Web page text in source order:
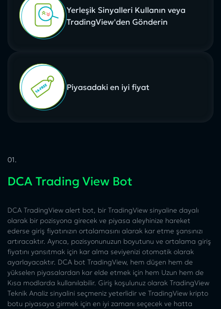
Yerleşik Sinyalleri Kullanın veya
TradingView'den Gönderin
Piyasadaki en iyi fiyat
01.
DCA Trading View Bot
DCA TradingView alert bot, bir TradingView sinyaline dayalı
olarak bir pozisyona girecek ve piyasa aleyhinize hareket
ederse giriş fiyatınızın ortalamasını alarak kar etme şansınızı
artıracaktır. Ayrıca, pozisyonunuzun boyutunu ve ortalama giriş
fiyatını yansıtmak için kar alma seviyenizi otomatik olarak
ayarlayacaktır. DCA bot TradingView, hem düşen hem de
yükselen piyasalardan kar elde etmek için hem Uzun hem de
Kısa modlarda kullanılabilir. Giriş koşulunuz olarak TradingView
Teknik Analiz sinyalini seçmeniz yeterlidir ve TradingView kripto
botu piyasaya girmek için en iyi zamanı seçecek ve hatta